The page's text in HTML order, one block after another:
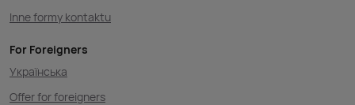
Inne formy kontaktu
For Foreigners
Українська
Offer for foreigners